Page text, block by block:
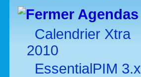
Agendas
Calendrier Xtra
2010
EssentialPIM 3.x